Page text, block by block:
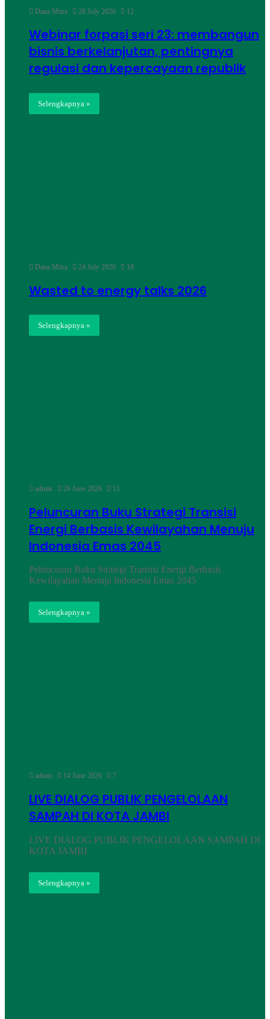
Dana Mitra 28 July 2026 12
Webinar forpasi seri 23: membangun
bisnis berkelanjutan, pentingnya
regulasi dan kepercayaan republik
Selengkapnya »
Dana Mitra 24 July 2026 18
Wasted to energy talks 2026
Selengkapnya »
admin 26 June 2026 11
Peluncuran Buku Strategi Transisi
Energi Berbasis Kewilayahan Menuju
Indonesia Emas 2045
Peluncuran Buku Strategi Transisi Energi Berbasis
Kewilayahan Menuju Indonesia Emas 2045
Selengkapnya »
admin 14 June 2026 7
LIVE DIALOG PUBLIK PENGELOLAAN
SAMPAH DI KOTA JAMBI
LIVE DIALOG PUBLIK PENGELOLAAN SAMPAH DI
KOTA JAMBI
Selengkapnya »